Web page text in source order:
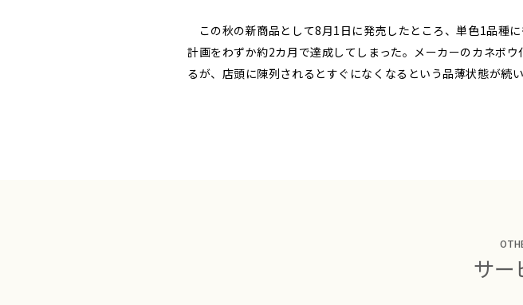
この秋の新商品として8月1日に発売したところ、単色1品種
計画をわずか約2カ月で達成してしまった。メーカーのカネボ
るが、店頭に陳列されるとすぐになくなるという品薄状態が続い
サー